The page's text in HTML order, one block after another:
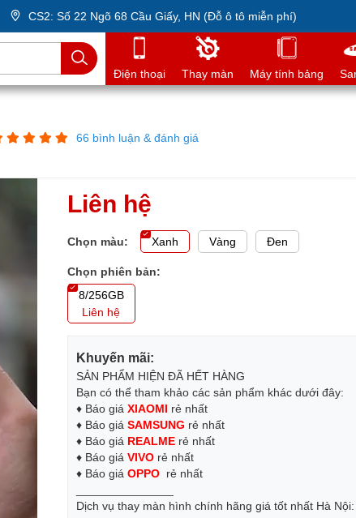
CS2: Số 22 Ngõ 68 Cầu Giấy, HN (Đỗ ô tô miễn phí)
Điện thoại Thay màn Máy tính bảng
66 bình luận & đánh giá
Liên hệ
Chọn màu: Xanh Vàng Đen
Chọn phiên bản:
8/256GB
Liên hệ
Khuyến mãi:
SẢN PHẨM HIỆN ĐÃ HẾT HÀNG
Bạn có thể tham khảo các sản phẩm khác dưới đây:
♦ Báo giá XIAOMI rẻ nhất
♦ Báo giá SAMSUNG rẻ nhất
♦ Báo giá REALMErẻ nhất
♦ Báo giá VIVO rẻ nhất
♦ Báo giá OPPO rẻ nhất
Dịch vụ thay màn hình chính hãng giá tốt nhất Hà Nội: